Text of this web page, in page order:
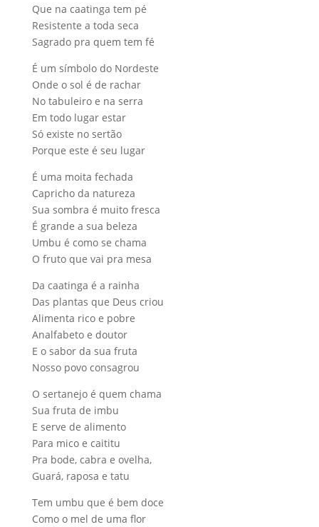
Que na caatinga tem pé
Resistente a toda seca
Sagrado pra quem tem fé
É um símbolo do Nordeste
Onde o sol é de rachar
No tabuleiro e na serra
Em todo lugar estar
Só existe no sertão
Porque este é seu lugar
É uma moita fechada
Capricho da natureza
Sua sombra é muito fresca
É grande a sua beleza
Umbu é como se chama
O fruto que vai pra mesa
Da caatinga é a rainha
Das plantas que Deus criou
Alimenta rico e pobre
Analfabeto e doutor
E o sabor da sua fruta
Nosso povo consagrou
O sertanejo é quem chama
Sua fruta de imbu
E serve de alimento
Para mico e caititu
Pra bode, cabra e ovelha,
Guará, raposa e tatu
Tem umbu que é bem doce
Como o mel de uma flor